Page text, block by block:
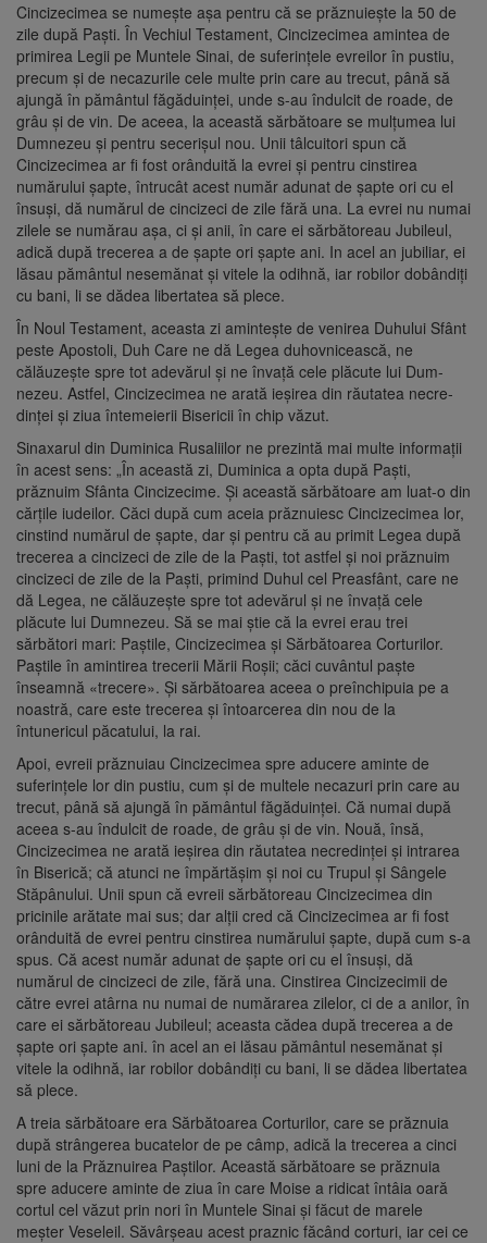
Cincizecimea se numeşte aşa pentru că se prăznuieşte la 50 de
zile după Paşti. În Vechiul Testament, Cincizecimea amintea de
primirea Legii pe Muntele Sinai, de suferinţele evreilor în pustiu,
precum şi de necazurile cele multe prin care au trecut, până să
ajungă în pământul făgăduinței, unde s-au îndulcit de roade, de
grâu şi de vin. De aceea, la această sărbătoare se mulţumea lui
Dumnezeu şi pentru secerişul nou. Unii tâlcuitori spun că
Cincizecimea ar fi fost orânduită la evrei şi pentru cinstirea
numărului şapte, întru­cât acest număr adunat de şapte ori cu el
însuşi, dă numărul de cincizeci de zile fără una. La evrei nu numai
zilele se numărau aşa, ci şi anii, în care ei sărbătoreau Jubileul,
adică după trecerea a de șapte ori şapte ani. In acel an jubiliar, ei
lăsau pământul nesemănat şi vitele la odihnă, iar robilor dobândiţi
cu bani, li se dădea libertatea să plece.
În Noul Testament, aceasta zi aminteşte de venirea Duhului Sfânt
peste Apostoli, Duh Care ne dă Legea duhovnicească, ne
călăuzeşte spre tot adevărul şi ne învaţă cele plăcute lui Dum­
nezeu. Astfel, Cincizecimea ne arată ieşirea din răutatea necre­
dinţei şi ziua întemeierii Bise­ricii în chip văzut.
Sinaxarul din Duminica Rusaliilor ne prezintă mai multe informații
în acest sens: „În această zi, Duminica a opta după Paşti,
prăznuim Sfânta Cincizecime. Şi această sărbătoare am luat-o din
cărţile iudeilor. Căci după cum aceia prăznuiesc Cincizecimea lor,
cinstind numărul de şapte, dar şi pentru că au primit Legea după
trecerea a cincizeci de zile de la Paşti, tot astfel şi noi prăznuim
cincizeci de zile de la Paşti, primind Duhul cel Preasfânt, care ne
dă Legea, ne călăuzeşte spre tot adevărul şi ne învaţă cele
plăcute lui Dumnezeu. Să se mai ştie că la evrei erau trei
sărbători mari: Paştile, Cincizecimea şi Sărbătoarea Corturilor.
Paştile în amintirea tre­cerii Mării Roşii; căci cuvântul paşte
înseamnă «trecere». Şi sărbătoarea aceea o preînchipuia pe a
noastră, care este trecerea şi întoarcerea din nou de la
întunericul păcatului, la rai.
Apoi, evreii prăznuiau Cincizecimea spre aducere aminte de
suferinţele lor din pustiu, cum şi de multele necazuri prin care au
trecut, până să ajungă în pământul făgăduinţei. Că numai după
aceea s-au îndulcit de roade, de grâu şi de vin. Nouă, însă,
Cincizecimea ne arată ieşirea din răutatea necredinţei şi intrarea
în Biserică; că atunci ne împărtăşim şi noi cu Trupul şi Sângele
Stăpânului. Unii spun că evreii sărbătoreau Cincizecimea din
pricinile arătate mai sus; dar alţii cred că Cincizecimea ar fi fost
orânduită de evrei pentru cinstirea numărului şapte, după cum s-a
spus. Că acest număr adunat de şapte ori cu el însuşi, dă
numărul de cincizeci de zile, fără una. Cinstirea Cincizecimii de
către evrei atârna nu numai de numărarea zilelor, ci de a anilor, în
care ei sărbătoreau Jubileul; aceasta cădea după trecerea a de
şapte ori şapte ani. în acel an ei lăsau pământul nesemănat şi
vitele la odihnă, iar robilor dobân­diţi cu bani, li se dădea libertatea
să plece.
A treia sărbătoare era Sărbătoarea Cor­turilor, care se prăznuia
după strângerea bucatelor de pe câmp, adică la trecerea a cinci
luni de la Prăznuirea Paştilor. Această sărbă­toare se prăznuia
spre aducere aminte de ziua în care Moise a ridicat întâia oară
cortul cel văzut prin nori în Muntele Sinai şi făcut de marele
meşter Veseleil. Săvârşeau acest praznic făcând corturi, iar cei ce